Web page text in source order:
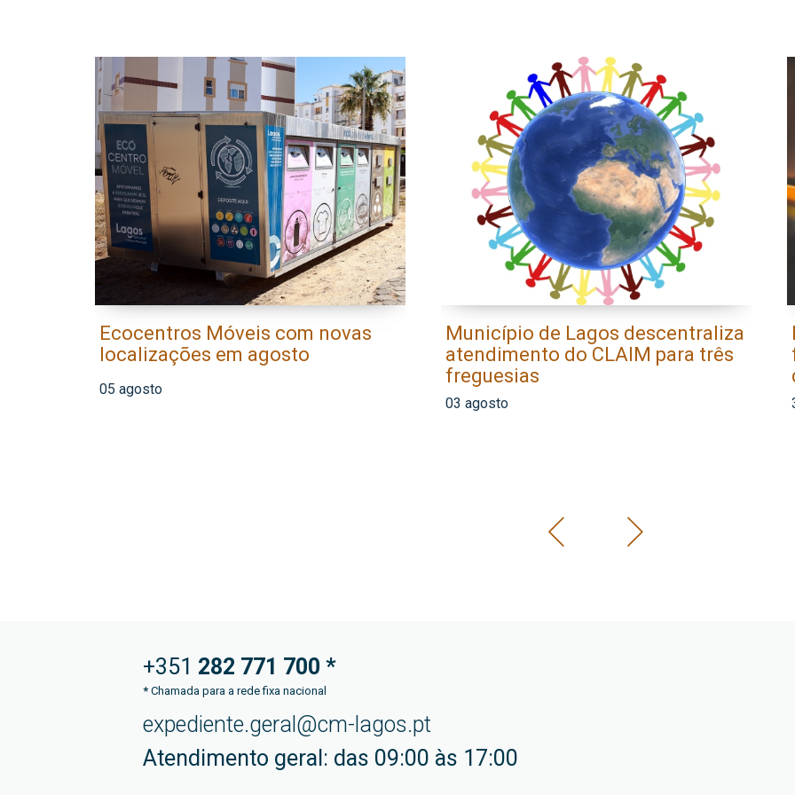
Ecocentros Móveis com novas
localizações em agosto
05 agosto
Município de Lagos descentraliza
atendimento do CLAIM para três
freguesias
03 agosto
+351 282 771 700 *
*Chamada para a rede fixa nacional
expediente.geral@cm-lagos.pt
Atendimento geral: das 09:00 às 17:00